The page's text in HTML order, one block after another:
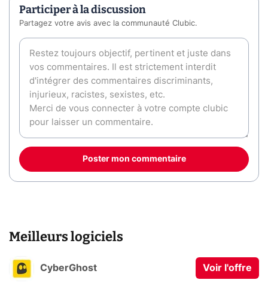
Participer à la discussion
Partagez votre avis avec la communauté Clubic.
Poster mon commentaire
Meilleurs logiciels
CyberGhost Voir l'offre